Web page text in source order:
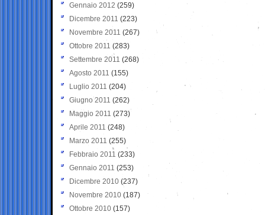
Gennaio 2012 (259)
Dicembre 2011 (223)
Novembre 2011 (267)
Ottobre 2011 (283)
Settembre 2011 (268)
Agosto 2011 (155)
Luglio 2011 (204)
Giugno 2011 (262)
Maggio 2011 (273)
Aprile 2011 (248)
Marzo 2011 (255)
Febbraio 2011 (233)
Gennaio 2011 (253)
Dicembre 2010 (237)
Novembre 2010 (187)
Ottobre 2010 (157)